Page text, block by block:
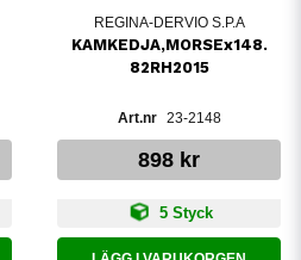
REGINA-DERVIO S.P.A
KAMKEDJA,MORSEx148.
82RH2015
23-2148
898 kr
5 Styck